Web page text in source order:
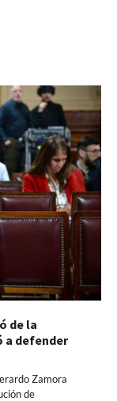
de la
a defender
Zamora
de